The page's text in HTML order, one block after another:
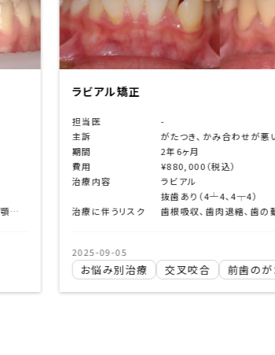
歯根吸収、歯肉退縮、歯の動揺、歯髄失活、顎関節症状の悪化、ブラックトライアングル、エナメルクラック、清掃不良による齲蝕など
前歯のがたつき 叢生
主訴
費用
治療に伴うリスク
お悩み別治療